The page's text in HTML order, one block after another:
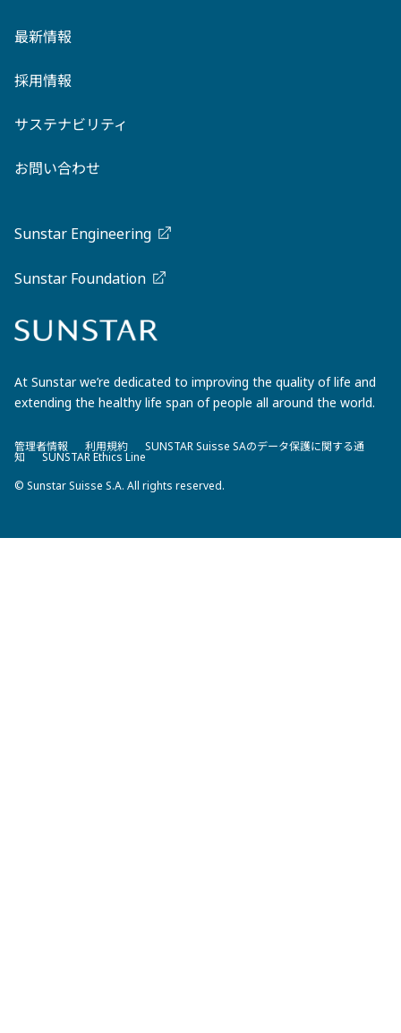
最新情報
採用情報
サステナビリティ
お問い合わせ
Sunstar Engineering
Sunstar Foundation
At Sunstar we’re dedicated to improving the quality of life and
extending the healthy life span of people all around the world.
管理者情報 利用規約 SUNSTAR Suisse SAのデータ保護に関する通
知
SUNSTAR Ethics Line
© Sunstar Suisse S.A. All rights reserved.